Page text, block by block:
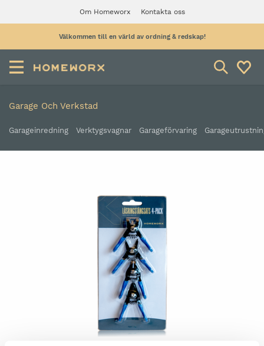
Om Homeworx Kontakta oss
Välkommen till en värld av ordning & redskap!
Garage Och Verkstad
Garageinredning Verktygsvagnar Garageförvaring